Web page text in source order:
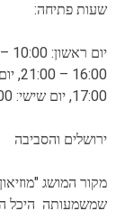
שעות פתיחה:
17:00, יום שישי: 10:00 – 14:00, יום שבת: 10:30 – 16:00
ירושלים והסביבה
שמשמעותה היכל